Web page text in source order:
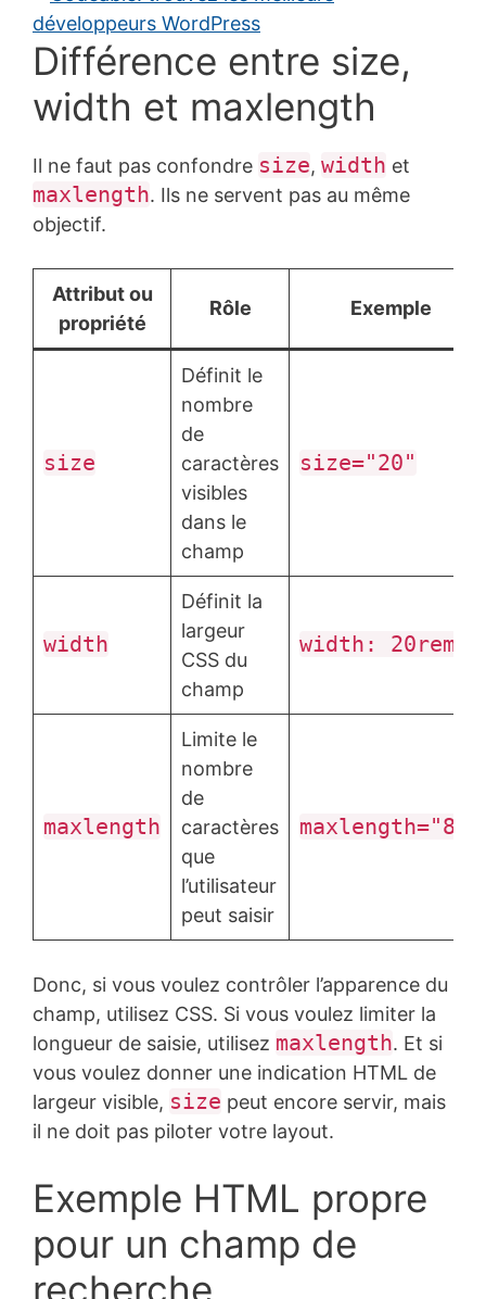
Différence entre size,
width et maxlength
Il ne faut pas confondre size, width et
maxlength. Ils ne servent pas au même
objectif.
Attribut ou
propriété
Rôle Exemple
size
Définit le
nombre
de
caractères
visibles
dans le
champ
size="20"
width
Définit la
largeur
CSS du
champ
width: 20rem;
maxlength
Limite le
nombre
de
caractères
que
l’utilisateur
peut saisir
maxlength="80"
Donc, si vous voulez contrôler l’apparence du
champ, utilisez CSS. Si vous voulez limiter la
longueur de saisie, utilisez maxlength. Et si
vous voulez donner une indication HTML de
largeur visible, size peut encore servir, mais
il ne doit pas piloter votre layout.
Exemple HTML propre
pour un champ de
recherche